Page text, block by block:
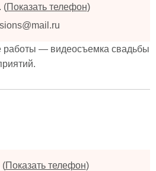
(Показать телефон)
работы — видеосъемка свадьбы
(Показать телефон)